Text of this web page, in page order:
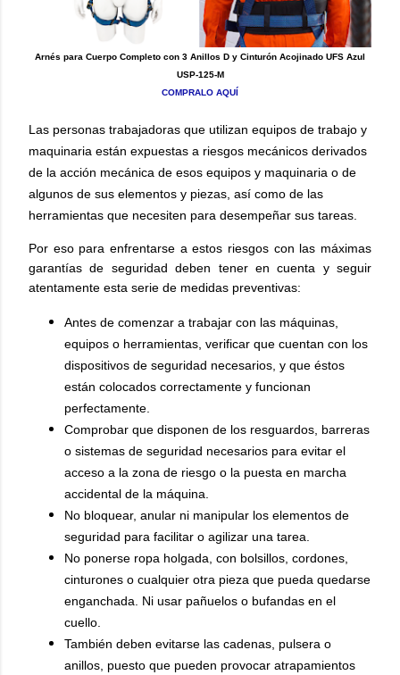
Arnés para Cuerpo Completo con 3 Anillos D y Cinturón Acojinado UFS Azul
USP-125-M
COMPRALO AQUÍ
Las personas trabajadoras que utilizan equipos de trabajo y
maquinaria están expuestas a riesgos mecánicos derivados
de la acción mecánica de esos equipos y maquinaria o de
algunos de sus elementos y piezas, así como de las
herramientas que necesiten para desempeñar sus tareas.
Por eso para enfrentarse a estos riesgos con las máximas
garantías de seguridad deben tener en cuenta y seguir
atentamente esta serie de medidas preventivas:
Antes de comenzar a trabajar con las máquinas,
equipos o herramientas, verificar que cuentan con los
dispositivos de seguridad necesarios, y que éstos
están colocados correctamente y funcionan
perfectamente.
Comprobar que disponen de los resguardos, barreras
o sistemas de seguridad necesarios para evitar el
acceso a la zona de riesgo o la puesta en marcha
accidental de la máquina.
No bloquear, anular ni manipular los elementos de
seguridad para facilitar o agilizar una tarea.
No ponerse ropa holgada, con bolsillos, cordones,
cinturones o cualquier otra pieza que pueda quedarse
enganchada. Ni usar pañuelos o bufandas en el
cuello.
También deben evitarse las cadenas, pulsera o
anillos, puesto que pueden provocar atrapamientos